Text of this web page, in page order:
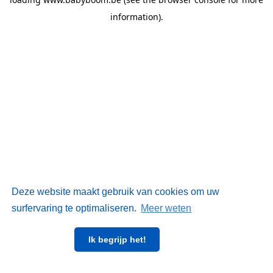
Deze website maakt gebruik van cookies om uw
surfervaring te optimaliseren. Meer weten
Ik begrijp het!
information).